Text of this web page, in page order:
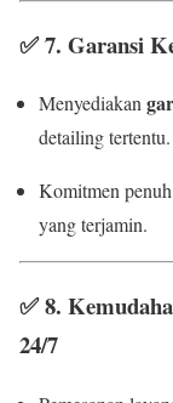
✅7. Garansi
Menyediakan
detailing tertentu.
Komitmen
yang terjamin.
✅8.
24/7